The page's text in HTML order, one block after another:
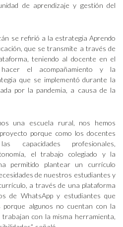
de aprendizaje y gestión del
se refirió a la estrategia Aprendo
que se transmite a través de
teniendo al docente en el
el acompañamiento y la
que se implementó durante la
por la pandemia, a causa de la
una escuela rural, nos hemos
porque como los docentes
capacidades profesionales,
el trabajo colegiado y la
permitido plantear un currículo
de nuestros estudiantes y
a través de una plataforma
de WhatsApp y estudiantes que
algunos no cuentan con la
con la misma herramienta,